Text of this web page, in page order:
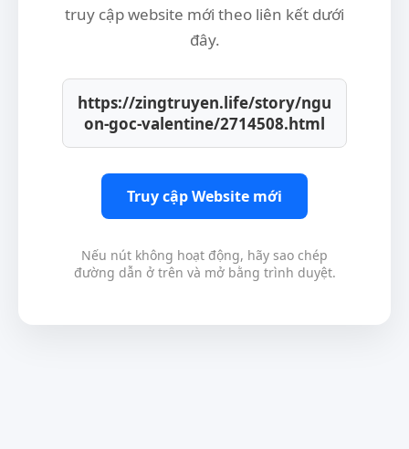
truy cập website mới theo liên kết dưới
đây.
https://zingtruyen.life/story/ngu
on-goc-valentine/2714508.html
Truy cập Website mới
Nếu nút không hoạt động, hãy sao chép
đường dẫn ở trên và mở bằng trình duyệt.